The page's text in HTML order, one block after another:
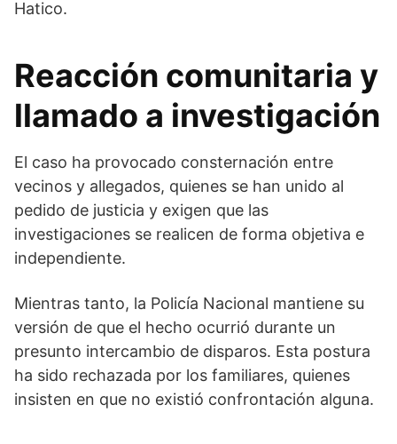
Hatico.
Reacción comunitaria y
llamado a investigación
El caso ha provocado consternación entre
vecinos y allegados, quienes se han unido al
pedido de justicia y exigen que las
investigaciones se realicen de forma objetiva e
independiente.
Mientras tanto, la Policía Nacional mantiene su
versión de que el hecho ocurrió durante un
presunto intercambio de disparos. Esta postura
ha sido rechazada por los familiares, quienes
insisten en que no existió confrontación alguna.